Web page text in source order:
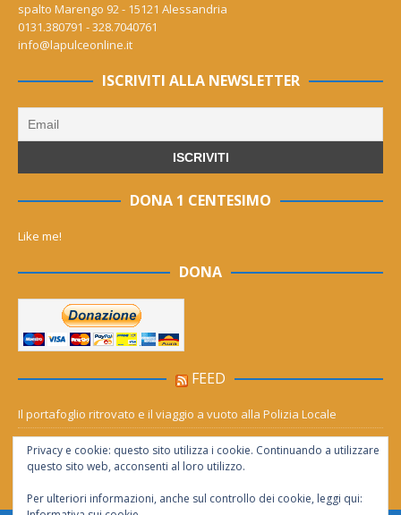
spalto Marengo 92 - 15121 Alessandria
0131.380791 - 328.7040761
info@lapulceonline.it
ISCRIVITI ALLA NEWSLETTER
DONA 1 CENTESIMO
Like me!
DONA
FEED
Il portafoglio ritrovato e il viaggio a vuoto alla Polizia Locale
Mornese, il rogo torna a fare paura: le fiamme avanzano verso la
Lavagnina
Privacy e cookie: questo sito utilizza i cookie. Continuando a utilizzare
questo sito web, acconsenti al loro utilizzo.
Per ulteriori informazioni, anche sul controllo dei cookie, leggi qui: